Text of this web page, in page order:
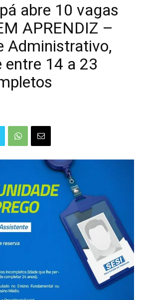
abre 10 vagas
APRENDIZ –
Administrativo,
entre 14 a 23